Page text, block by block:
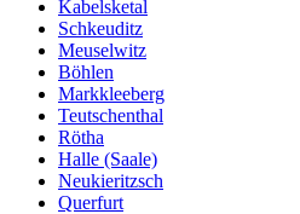
Kabelsketal
Schkeuditz
Meuselwitz
Böhlen
Markkleeberg
Teutschenthal
Rötha
Halle (Saale)
Neukieritzsch
Querfurt